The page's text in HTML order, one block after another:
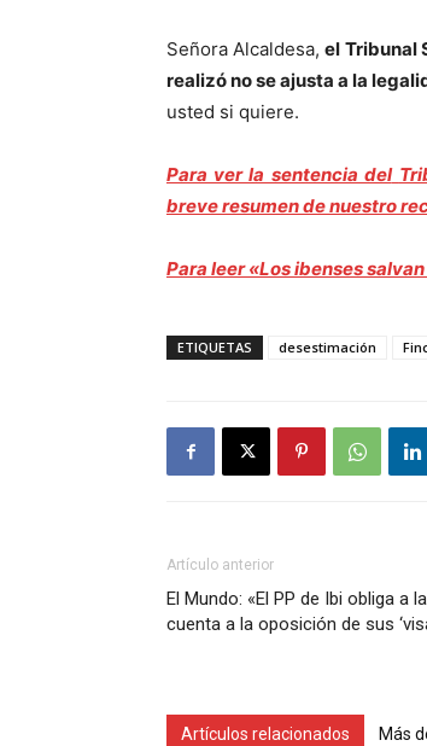
Señora Alcaldesa,el Tribunal
realizó no se ajusta a la
usted si quiere.
Para ver la sentencia del
breve resumen de nuestro
Para leer «Los ibenses
ETIQUETAS desestimación
Artículo anterior
El Mundo: «El PP de Ibi obliga a
cuenta a la oposición de sus
Artículos relacionados Más